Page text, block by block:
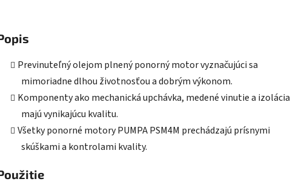
Previnuteľný olejom plnený ponorný motor vyznačujúci sa
mimoriadne dlhou životnosťou a dobrým výkonom.
Komponenty ako mechanická upchávka, medené vinutie a izolácia
majú vynikajúcu kvalitu.
Všetky ponorné motory PUMPA PSM4M prechádzajú prísnymi
skúškami a kontrolami kvality.